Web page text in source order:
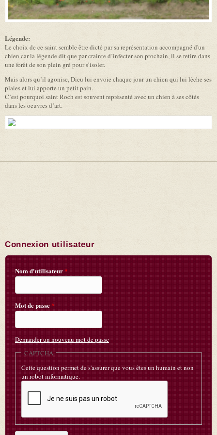
Légende:
Le choix de ce saint semble être dicté par sa représentation accompagné d'un
chien car la légende dit que par crainte d’infecter son prochain, il se retire dans
une forêt de son plein gré pour s’isoler.
Mais alors qu’il agonise, Dieu lui envoie chaque jour un chien qui lui lèche ses
plaies et lui apporte un petit pain.
C’est pourquoi saint Roch est souvent représenté avec un chien à ses côtés
dans les oeuvres d’art.
Connexion utilisateur
Nom d'utilisateur*
Mot de passe*
Demander un nouveau mot de passe
CAPTCHA
Cette question permet de s'assurer que vous êtes un humain et non
un robot informatique.